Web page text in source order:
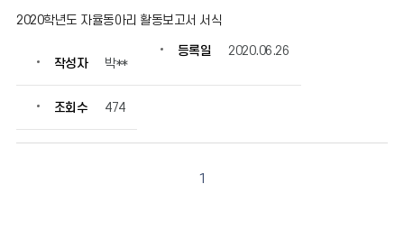
를
할
습
2020학년도 자율동아리 활동보고서 서식
작성자 박**
등록일 2020.06.26
조회수 474
1